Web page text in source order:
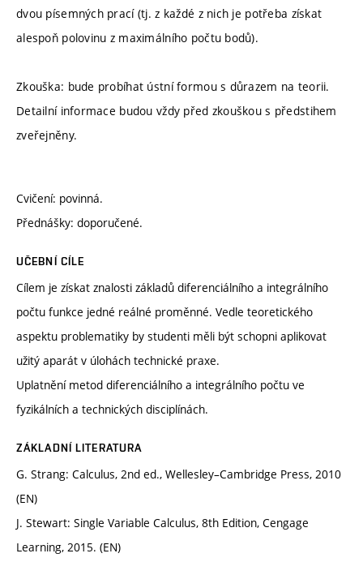
dvou písemných prací (tj. z každé z nich je potřeba získat
alespoň polovinu z maximálního počtu bodů).
Zkouška: bude probíhat ústní formou s důrazem na teorii.
Detailní informace budou vždy před zkouškou s předstihem
zveřejněny.
Cvičení: povinná.
Přednášky: doporučené.
UČEBNÍ CÍLE
Cílem je získat znalosti základů diferenciálního a integrálního
počtu funkce jedné reálné proměnné. Vedle teoretického
aspektu problematiky by studenti měli být schopni aplikovat
užitý aparát v úlohách technické praxe.
Uplatnění metod diferenciálního a integrálního počtu ve
fyzikálních a technických disciplínách.
ZÁKLADNÍ LITERATURA
G. Strang: Calculus, 2nd ed., Wellesley–Cambridge Press, 2010
(EN)
J. Stewart: Single Variable Calculus, 8th Edition, Cengage
Learning, 2015. (EN)